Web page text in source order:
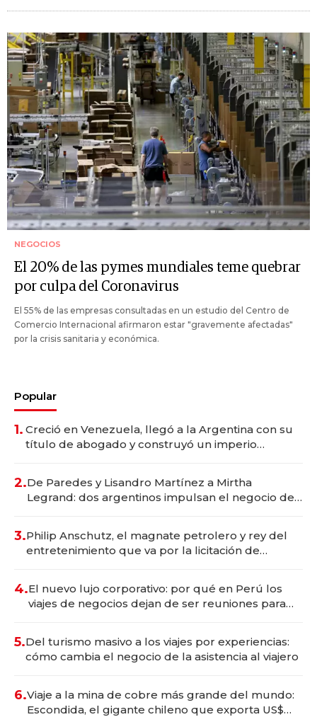
NEGOCIOS
El 20% de las pymes mundiales teme quebrar
por culpa del Coronavirus
El 55% de las empresas consultadas en un estudio del Centro de
Comercio Internacional afirmaron estar "gravemente afectadas"
por la crisis sanitaria y económica.
Popular
1. Creció en Venezuela, llegó a la Argentina con su
título de abogado y construyó un imperio
2.De Paredes y Lisandro Martínez a Mirtha
Legrand: dos argentinos impulsan el negocio del
3.Philip Anschutz, el magnate petrolero y rey del
entretenimiento que va por la licitación de
4.El nuevo lujo corporativo: por qué en Perú los
viajes de negocios dejan de ser reuniones para
5.Del turismo masivo a los viajes por experiencias:
cómo cambia el negocio de la asistencia al viajero
6.Viaje a la mina de cobre más grande del mundo:
Escondida, el gigante chileno que exporta US$